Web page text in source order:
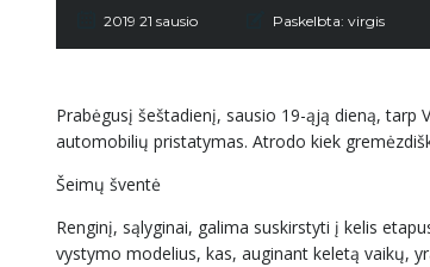
2019 21 sausio Paskelbta: virgis
Prabėgusį šeštadienį, sausio 19-ąją dieną, tarp
automobilių pristatymas. Atrodo kiek
Šeimų šventė
Renginį, sąlyginai, galima suskirstyti į kelis
vystymo modelius, kas, auginant keletą vaikų,